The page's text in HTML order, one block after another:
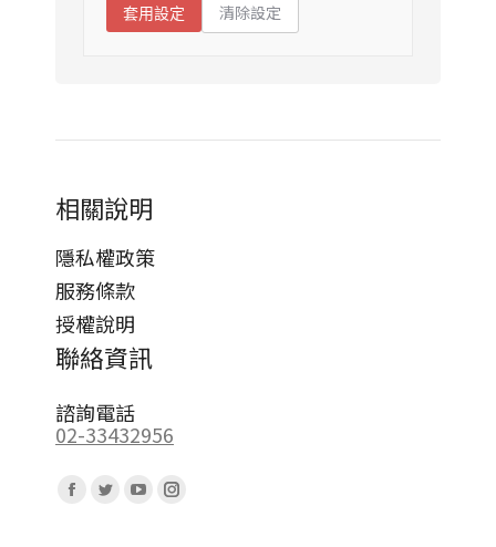
套用設定 清除設定
相關說明
隱私權政策
服務條款
授權說明
聯絡資訊
諮詢電話
02-33432956
Facebook
TwitterYouTubeInstagram